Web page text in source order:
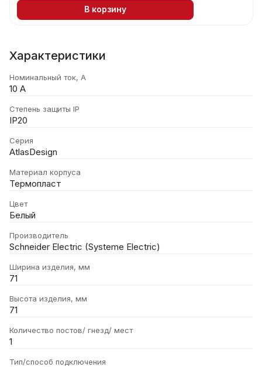
В корзину
Характеристики
Номинальный ток, А
10 А
Степень защиты IP
IP20
Серия
AtlasDesign
Материал корпуса
Термопласт
Цвет
Белый
Производитель
Schneider Electric (Systeme Electric)
Ширина изделия, мм
71
Высота изделия, мм
71
Количество постов/ гнезд/ мест
1
Тип/способ подключения